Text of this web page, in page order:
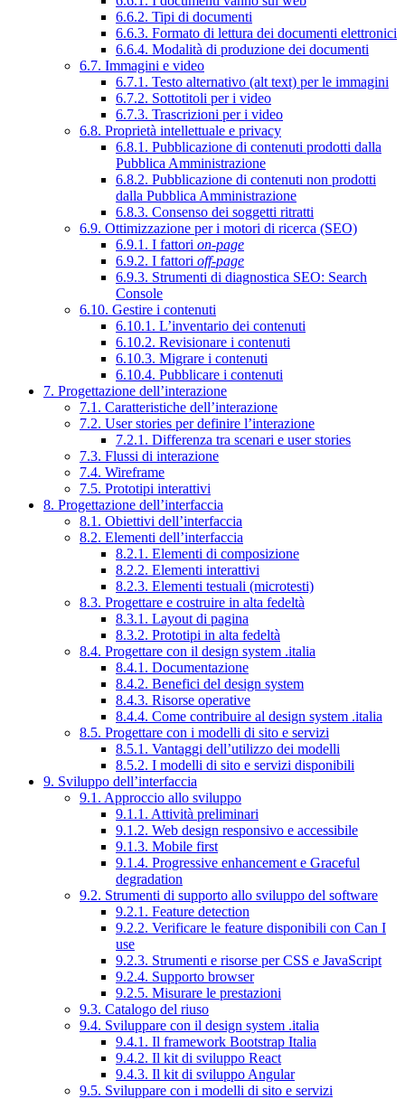
6.6.2. Tipi di documenti
6.6.3. Formato di lettura dei documenti elettronici
6.6.4. Modalità di produzione dei documenti
6.7. Immagini e video
6.7.1. Testo alternativo (alt text) per le immagini
6.7.2. Sottotitoli per i video
6.7.3. Trascrizioni per i video
6.8. Proprietà intellettuale e privacy
6.8.1. Pubblicazione di contenuti prodotti dalla
Pubblica Amministrazione
6.8.2. Pubblicazione di contenuti non prodotti
dalla Pubblica Amministrazione
6.8.3. Consenso dei soggetti ritratti
6.9. Ottimizzazione per i motori di ricerca (SEO)
6.9.1. I fattori on-page
6.9.2. I fattori off-page
6.9.3. Strumenti di diagnostica SEO: Search
Console
6.10. Gestire i contenuti
6.10.1. L’inventario dei contenuti
6.10.2. Revisionare i contenuti
6.10.3. Migrare i contenuti
6.10.4. Pubblicare i contenuti
7. Progettazione dell’interazione
7.1. Caratteristiche dell’interazione
7.2. User stories per definire l’interazione
7.2.1. Differenza tra scenari e user stories
7.3. Flussi di interazione
7.4. Wireframe
7.5. Prototipi interattivi
8. Progettazione dell’interfaccia
8.1. Obiettivi dell’interfaccia
8.2. Elementi dell’interfaccia
8.2.1. Elementi di composizione
8.2.2. Elementi interattivi
8.2.3. Elementi testuali (microtesti)
8.3. Progettare e costruire in alta fedeltà
8.3.1. Layout di pagina
8.3.2. Prototipi in alta fedeltà
8.4. Progettare con il design system .italia
8.4.1. Documentazione
8.4.2. Benefici del design system
8.4.3. Risorse operative
8.4.4. Come contribuire al design system .italia
8.5. Progettare con i modelli di sito e servizi
8.5.1. Vantaggi dell’utilizzo dei modelli
8.5.2. I modelli di sito e servizi disponibili
9. Sviluppo dell’interfaccia
9.1. Approccio allo sviluppo
9.1.1. Attività preliminari
9.1.2. Web design responsivo e accessibile
9.1.3. Mobile first
9.1.4. Progressive enhancement e Graceful
degradation
9.2. Strumenti di supporto allo sviluppo del software
9.2.1. Feature detection
9.2.2. Verificare le feature disponibili con Can I
use
9.2.3. Strumenti e risorse per CSS e JavaScript
9.2.4. Supporto browser
9.2.5. Misurare le prestazioni
9.3. Catalogo del riuso
9.4. Sviluppare con il design system .italia
9.4.1. Il framework Bootstrap Italia
9.4.2. Il kit di sviluppo React
9.4.3. Il kit di sviluppo Angular
9.5. Sviluppare con i modelli di sito e servizi